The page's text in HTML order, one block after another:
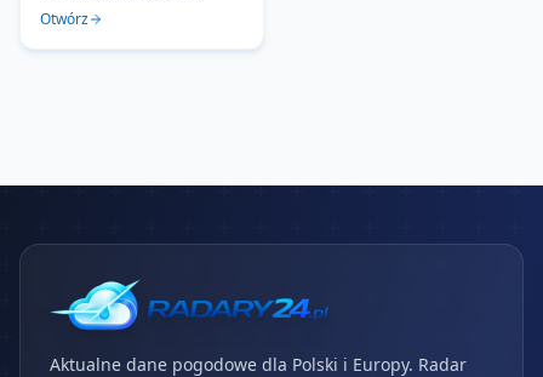
Otwórz
Aktualne dane pogodowe dla Polski i Europy. Radar